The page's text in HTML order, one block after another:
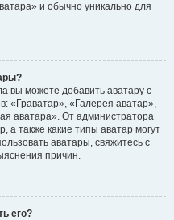
и обычно уникально для
вы можете добавить аватару с
«Граватар», «Галерея аватар»,
аватара». От администратора
а также какие типы аватар могут
аватары, свяжитесь с
причин.
его?